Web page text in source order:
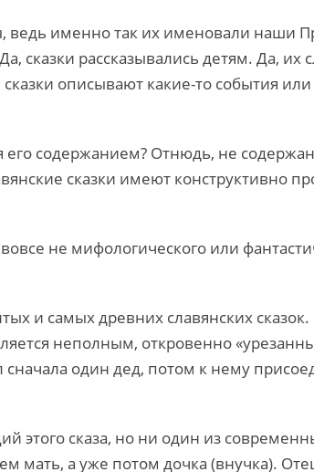
ведь именно так их именовали наши
сказки рассказывались детям. Да, их
описывают какие-то события
его содержанием? Отнюдь, не
сказки имеют конструктивно
не мифологического или
и самых древних славянских сказок.
неполным, откровенно
сначала один дед, потом к нему
этого сказа, но ни один из
мать, а уже потом дочка (внучка).